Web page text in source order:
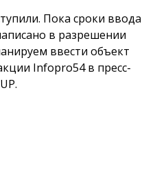
Пока сроки ввода
в разрешении
ввести объект
Infopro54 в пресс-